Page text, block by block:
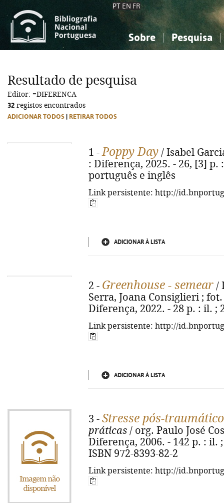
PT EN FR
Sobre Pesquisa
Ciências sociais...
Ciências sociais...
Resultado de pesquisa
Editor: =DIFERENCA
32 registos encontrados
ADICIONAR TODOS RETIRAR TODOS
1 -Poppy Day / Isabel
: Diferença, 2025. - 26, [3]
português e inglês
Link persistente: http://
ADICIONAR À LISTA
2 - Greenhouse - semear /
Serra, Joana Consiglieri ;
Diferença, 2022. - 28 p. : il. ;
Link persistente: http://
ADICIONAR À LISTA
3 - Stresse pós-traumático
práticas / org. Paulo José
Diferença, 2006. - 142 p. :
ISBN 972-8393-82-2
Link persistente: http://